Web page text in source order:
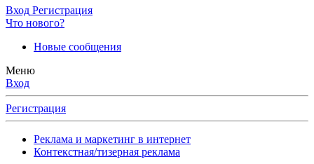
Вход Регистрация
Что нового?
Новые сообщения
Меню
Вход
Регистрация
Реклама и маркетинг в интернет
Контекстная/тизерная реклама